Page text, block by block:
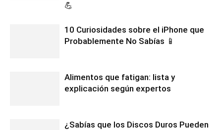
💪
10 Curiosidades sobre el iPhone que
Probablemente No Sabías 📱
Alimentos que fatigan: lista y
explicación según expertos
¿Sabías que los Discos Duros Pueden